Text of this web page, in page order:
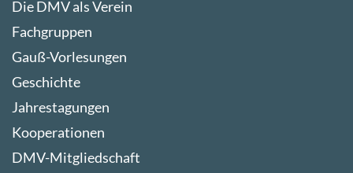
Die DMV als Verein
Fachgruppen
Gauß-Vorlesungen
Geschichte
Jahrestagungen
Kooperationen
DMV-Mitgliedschaft